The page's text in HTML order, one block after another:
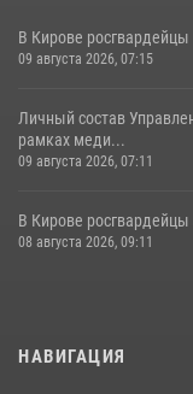
В Кирове
09 августа 2026, 07:15
Личный состав
рамках меди...
09 августа 2026, 07:11
В Кирове
08 августа 2026, 09:11
НАВИГАЦИЯ